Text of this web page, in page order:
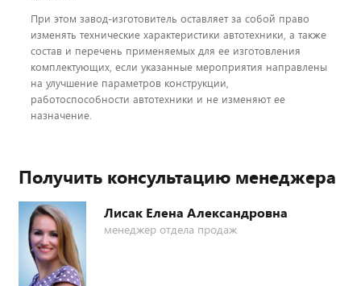
При этом завод-изготовитель оставляет за собой право
изменять технические характеристики автотехники, а также
состав и перечень применяемых для ее изготовления
комплектующих, если указанные мероприятия направлены
на улучшение параметров конструкции,
работоспособности автотехники и не изменяют ее
назначение.
Получить консультацию менеджера
Лисак Елена Александровна
менеджер отдела продаж